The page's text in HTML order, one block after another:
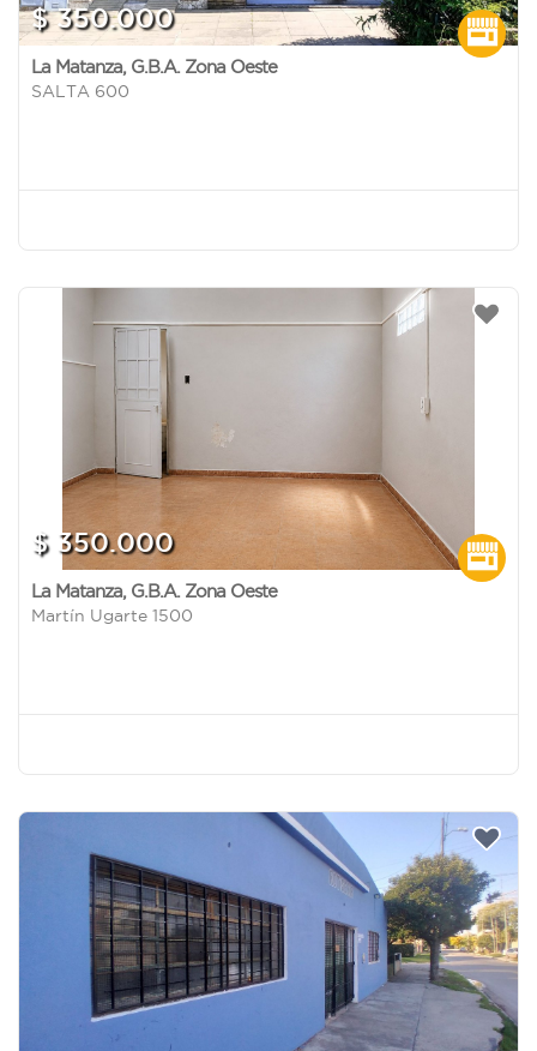
$ 350.000
La Matanza, G.B.A. Zona Oeste
SALTA 600
$ 350.000
La Matanza, G.B.A. Zona Oeste
Martín Ugarte 1500